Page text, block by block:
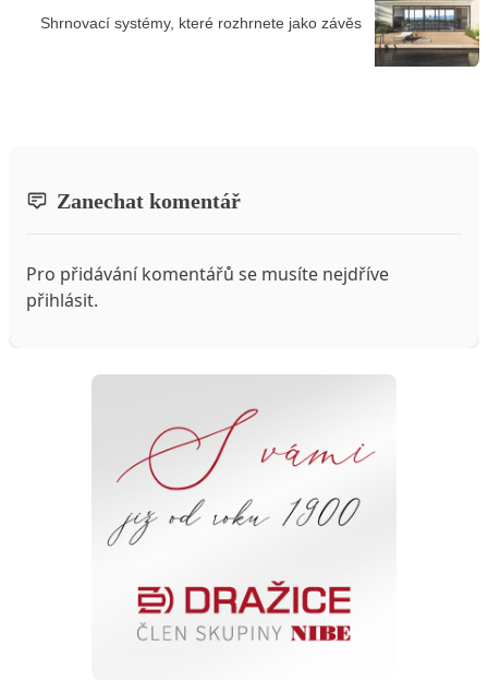
Shrnovací systémy, které rozhrnete jako závěs
Zanechat komentář
Pro přidávání komentářů se musíte nejdříve
přihlásit.